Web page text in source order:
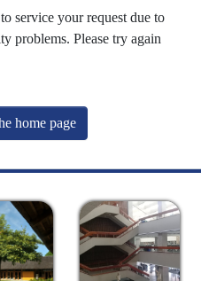
service your request due to
problems. Please try again
home page